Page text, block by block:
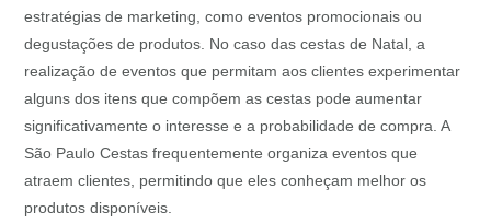
estratégias de marketing, como eventos promocionais ou
degustações de produtos. No caso das cestas de Natal, a
realização de eventos que permitam aos clientes experimentar
alguns dos itens que compõem as cestas pode aumentar
significativamente o interesse e a probabilidade de compra. A
São Paulo Cestas frequentemente organiza eventos que
atraem clientes, permitindo que eles conheçam melhor os
produtos disponíveis.